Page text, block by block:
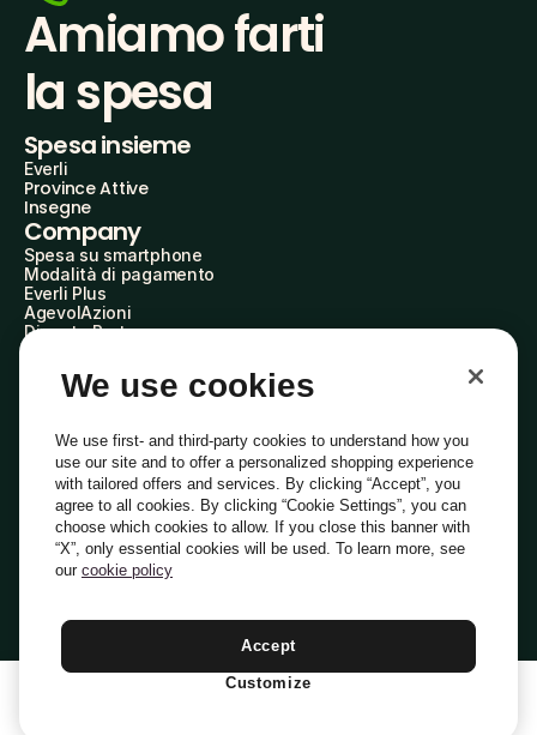
Amiamo farti
la spesa
Spesa insieme
Everli
Province Attive
Insegne
Company
Spesa su smartphone
Modalità di pagamento
Everli Plus
AgevolAzioni
Diventa Partner
Everli Shoppers
About Us
Everli News
Domande frequenti
Lavora con noi
Diventa Shopper
Investitori
PrivacyCookiePreferenze Cookie
Termini e CondizioniCodice Etico
Indirizzo PEC: everli@pec.it - indirizzo DPO: dpo@everli.com
Italiano
We use cookies
We use first- and third-party cookies to understand how you
use our site and to offer a personalized shopping experience
with tailored offers and services. By clicking “Accept”, you
agree to all cookies. By clicking “Cookie Settings”, you can
choose which cookies to allow. If you close this banner with
“X”, only essential cookies will be used. To learn more, see
our cookie policy
Accept
Customize